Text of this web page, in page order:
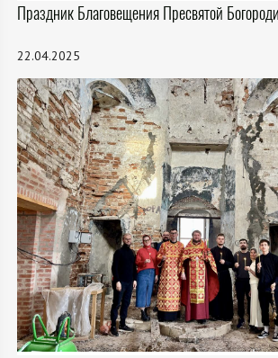
Праздник Благовещения Пресвятой
22.04.2025